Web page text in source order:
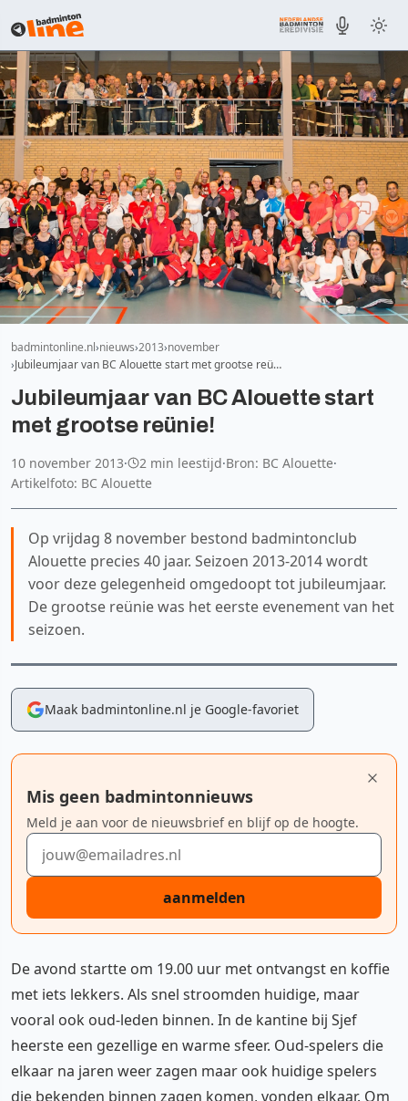
badmintonline.nl nieuws 2013 november
Jubileumjaar van BC Alouette start met grootse reü…
Jubileumjaar van BC Alouette start
met grootse reünie!
10 november 2013· 2 min leestijd·Bron: BC Alouette·
Artikelfoto: BC Alouette
Op vrijdag 8 november bestond badmintonclub
Alouette precies 40 jaar. Seizoen 2013-2014 wordt
voor deze gelegenheid omgedoopt tot jubileumjaar.
De grootse reünie was het eerste evenement van het
seizoen.
Maak badmintonline.nl je Google-favoriet
Mis geen badmintonnieuws
Meld je aan voor de nieuwsbrief en blijf op de hoogte.
E-mailadres
aanmelden
De avond startte om 19.00 uur met ontvangst en koffie
met iets lekkers. Als snel stroomden huidige, maar
vooral ook oud-leden binnen. In de kantine bij Sjef
heerste een gezellige en warme sfeer. Oud-spelers die
elkaar na jaren weer zagen maar ook huidige spelers
die bekenden binnen zagen komen, vonden elkaar. Om